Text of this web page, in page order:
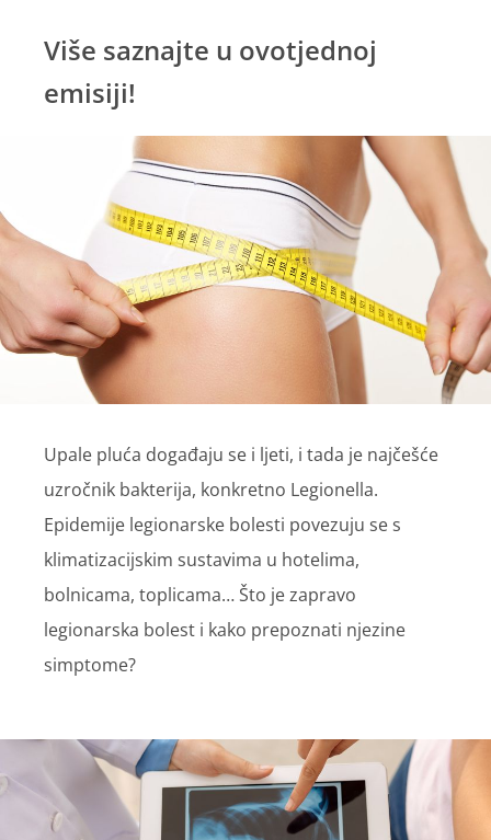
Više saznajte u ovotjednoj
emisiji!
Upale pluća događaju se i ljeti, i tada je najčešće
uzročnik bakterija, konkretno Legionella.
Epidemije legionarske bolesti povezuju se s
klimatizacijskim sustavima u hotelima,
bolnicama, toplicama… Što je zapravo
legionarska bolest i kako prepoznati njezine
simptome?